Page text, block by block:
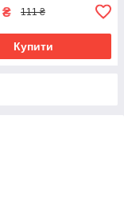
₴ 111 ₴
Купити